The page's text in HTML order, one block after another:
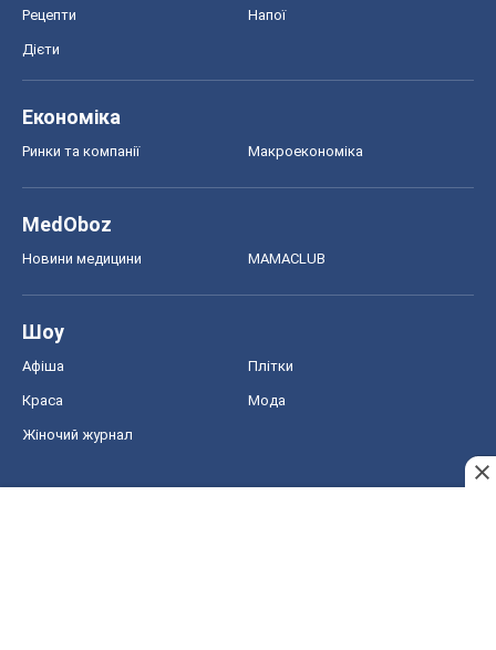
Рецепти Напої
Дієти
Економіка
Ринки та компанії Макроекономіка
MedOboz
Новини медицини MAMACLUB
Шоу
Афіша Плітки
Краса Мода
Жіночий журнал